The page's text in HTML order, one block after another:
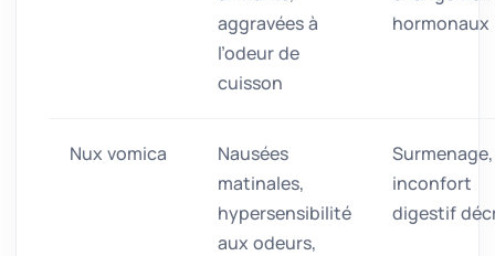
aggravées à
l’odeur de
cuisson
hormonaux
Nux vomica
Nausées
matinales,
hypersensibilité
aux odeurs,
Surmenage,
inconfort
digestif